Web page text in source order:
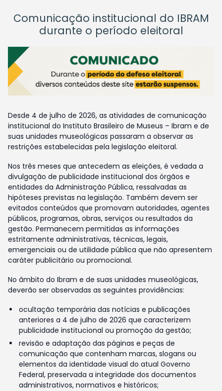
Comunicação institucional do IBRAM
durante o período eleitoral
Desde 4 de julho de 2026, as atividades de comunicação
institucional do Instituto Brasileiro de Museus – Ibram e de
suas unidades museológicas passaram a observar as
restrições estabelecidas pela legislação eleitoral.
Nos três meses que antecedem as eleições, é vedada a
divulgação de publicidade institucional dos órgãos e
entidades da Administração Pública, ressalvadas as
hipóteses previstas na legislação. Também devem ser
evitados conteúdos que promovam autoridades, agentes
públicos, programas, obras, serviços ou resultados da
gestão. Permanecem permitidas as informações
estritamente administrativas, técnicas, legais,
emergenciais ou de utilidade pública que não apresentem
caráter publicitário ou promocional.
No âmbito do Ibram e de suas unidades museológicas,
deverão ser observadas as seguintes providências:
ocultação temporária das notícias e publicações
anteriores a 4 de julho de 2026 que caracterizem
publicidade institucional ou promoção da gestão;
revisão e adaptação das páginas e peças de
comunicação que contenham marcas, slogans ou
elementos da identidade visual do atual Governo
Federal, preservada a integridade dos documentos
administrativos, normativos e históricos;